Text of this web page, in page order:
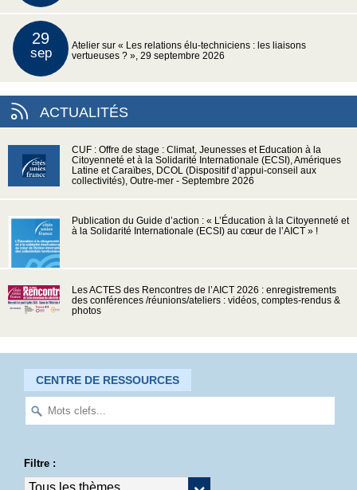
29
sep
Atelier sur « Les relations élu-techniciens : les liaisons
vertueuses ? », 29 septembre 2026
ACTUALITÉS
CUF : Offre de stage : Climat, Jeunesses et Education à la
Citoyenneté et à la Solidarité Internationale (ECSI), Amériques
Latine et Caraïbes, DCOL (Dispositif d’appui-conseil aux
collectivités), Outre-mer - Septembre 2026
Publication du Guide d’action : « L’Éducation à la Citoyenneté et
à la Solidarité Internationale (ECSI) au cœur de l’AICT » !
Les ACTES des Rencontres de l’AICT 2026 : enregistrements
des conférences /réunions/ateliers : vidéos, comptes-rendus &
photos
CENTRE DE RESSOURCES
Filtre :